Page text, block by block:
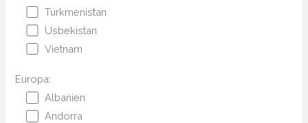
Turkmenistan
Usbekistan
Vietnam
Europa:
Albanien
Andorra